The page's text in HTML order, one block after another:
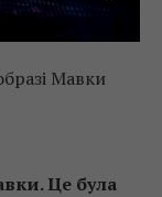
Мавки
Це була